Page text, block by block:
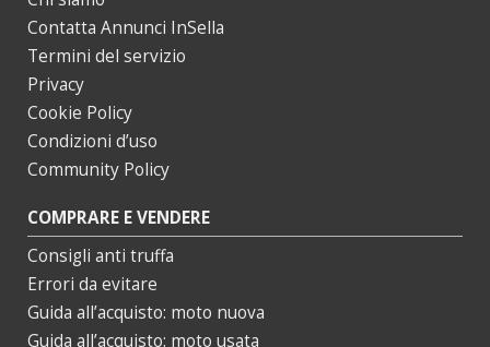
Contatta Annunci InSella
Termini del servizio
Privacy
Cookie Policy
Condizioni d’uso
Community Policy
COMPRARE E VENDERE
Consigli anti truffa
Errori da evitare
Guida all’acquisto: moto nuova
Guida all’acquisto: moto usata